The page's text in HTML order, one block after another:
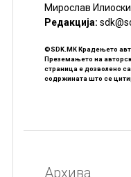
Мирослав Илиоски
Редакцијa:
©SDK.MK Крадењето
Преземањето на
страница е дозволено
содржината што се
Архива